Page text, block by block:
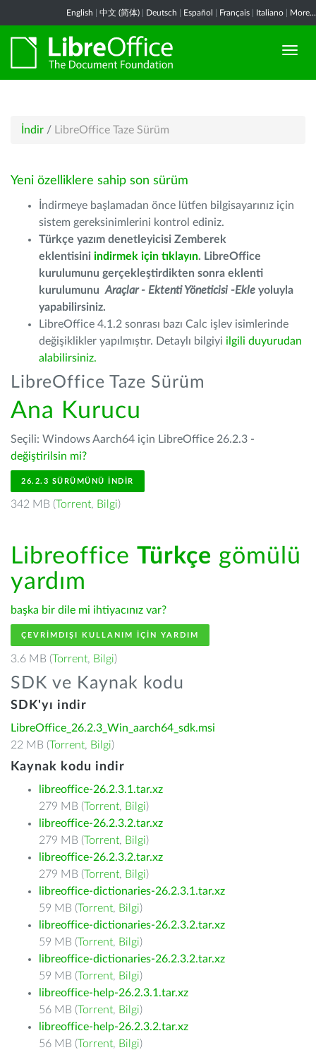
English 中文 (简体) Deutsch Español Français Italiano More...
İndir / LibreOffice Taze Sürüm
Yeni özelliklere sahip son sürüm
İndirmeye başlamadan önce lütfen bilgisayarınız için
sistem gereksinimlerini kontrol ediniz.
Türkçe yazım denetleyicisi Zemberek
eklentisini indirmek için tıklayın. LibreOffice
kurulumunu gerçekleştirdikten sonra eklenti
kurulumunu Araçlar - Ektenti Yöneticisi -Ekle yoluyla
yapabilirsiniz.
LibreOffice 4.1.2 sonrası bazı Calc işlev isimlerinde
değişiklikler yapılmıştır. Detaylı bilgiyi ilgili duyurudan
alabilirsiniz.
LibreOffice Taze Sürüm
Ana Kurucu
Seçili: Windows Aarch64 için LibreOffice 26.2.3 -
değiştirilsin mi?
26.2.3 SÜRÜMÜNÜ İNDIR
342 MB (Torrent, Bilgi)
Libreoffice Türkçe gömülü
yardım
başka bir dile mi ihtiyacınız var?
ÇEVRIMDIŞI KULLANIM IÇIN YARDIM
3.6 MB (Torrent, Bilgi)
SDK ve Kaynak kodu
SDK'yı indir
LibreOffice_26.2.3_Win_aarch64_sdk.msi
22 MB (Torrent, Bilgi)
Kaynak kodu indir
libreoffice-26.2.3.1.tar.xz
279 MB (Torrent, Bilgi)
libreoffice-26.2.3.2.tar.xz
279 MB (Torrent, Bilgi)
libreoffice-26.2.3.2.tar.xz
279 MB (Torrent, Bilgi)
libreoffice-dictionaries-26.2.3.1.tar.xz
59 MB (Torrent, Bilgi)
libreoffice-dictionaries-26.2.3.2.tar.xz
59 MB (Torrent, Bilgi)
libreoffice-dictionaries-26.2.3.2.tar.xz
59 MB (Torrent, Bilgi)
libreoffice-help-26.2.3.1.tar.xz
56 MB (Torrent, Bilgi)
libreoffice-help-26.2.3.2.tar.xz
56 MB (Torrent, Bilgi)